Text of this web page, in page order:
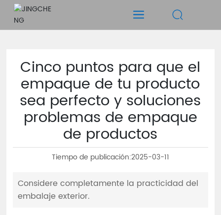
Cinco puntos para que el
empaque de tu producto
sea perfecto y soluciones
problemas de empaque
de productos
Tiempo de publicación:2025-03-11
Considere completamente la practicidad del
embalaje exterior.